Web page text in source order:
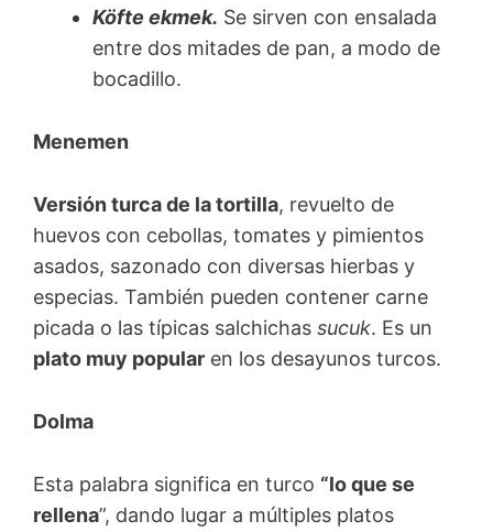
Köfte ekmek. Se sirven con ensalada
entre dos mitades de pan, a modo de
bocadillo.
Menemen
Versión turca de la tortilla, revuelto de
huevos con cebollas, tomates y pimientos
asados, sazonado con diversas hierbas y
especias. También pueden contener carne
picada o las típicas salchichas sucuk. Es un
plato muy popular en los desayunos turcos.
Dolma
Esta palabra significa en turco “lo que se
rellena”, dando lugar a múltiples platos